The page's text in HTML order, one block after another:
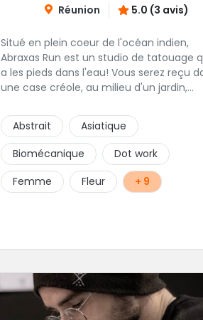
Réunion 5.0 (3 avis)
Situé en plein coeur de l'océan indien,
Abraxas Run est un studio de tatouage
a les pieds dans l'eau! Vous serez reçu
une case créole, au milieu d'un jardin,
irréprochable! Vous trouverez
un large choix de bijoux et uniquement
dans des matières biocompatibles!
trouverez à Saint-Gilles les Bains...les
de pieds en éventail...
Abstrait
Asiatique
Biomécanique
Dot work
Femme
Fleur + 9